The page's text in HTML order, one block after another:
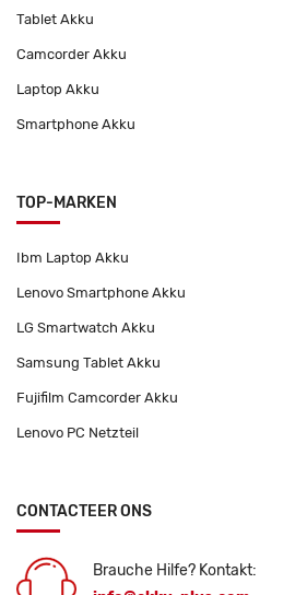
Tablet Akku
Camcorder Akku
Laptop Akku
Smartphone Akku
TOP-MARKEN
Ibm Laptop Akku
Lenovo Smartphone Akku
LG Smartwatch Akku
Samsung Tablet Akku
Fujifilm Camcorder Akku
Lenovo PC Netzteil
CONTACTEER ONS
Brauche Hilfe? Kontakt: